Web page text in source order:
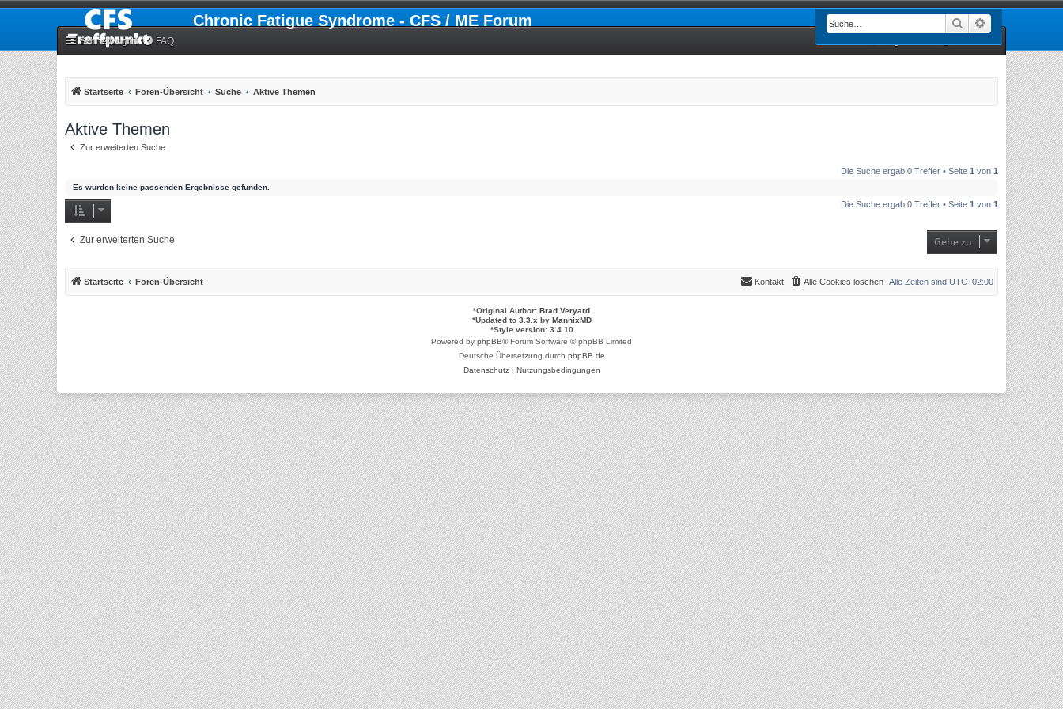
Chronic Fatigue Syndrome - CFS / ME Forum Suche
Schnellzugriff FAQ
Startseite Foren-Übersicht Suche Aktive Themen
Aktive Themen
Zur erweiterten Suche
Die Suche ergab 0 Treffer • Seite 1 von 1
Es wurden keine passenden Ergebnisse gefunden.
Die Suche ergab 0 Treffer • Seite 1 von 1
Zur erweiterten Suche Gehe zu
Startseite Foren-Übersicht Alle Zeiten sind UTC+02:00
Alle Cookies löschen
Kontakt
*Original Author: Brad Veryard
*Updated to 3.3.x by MannixMD
*Style version: 3.4.10
Powered by phpBB® Forum Software © phpBB Limited
Deutsche Übersetzung durch phpBB.de
Datenschutz| Nutzungsbedingungen